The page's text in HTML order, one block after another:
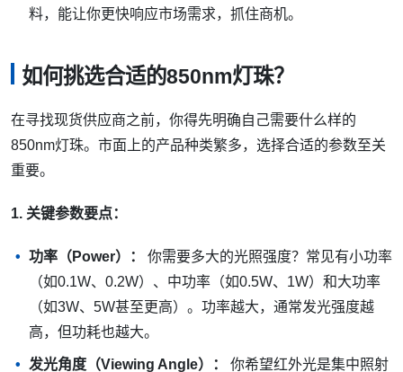
料，能让你更快响应市场需求，抓住商机。
如何挑选合适的850nm灯珠？
在寻找现货供应商之前，你得先明确自己需要什么样的
850nm灯珠。市面上的产品种类繁多，选择合适的参数至关
重要。
1. 关键参数要点：
功率（Power）：
你需要多大的光照强度？常见有小功率
（如0.1W、0.2W）、中功率（如0.5W、1W）和大功率
（如3W、5W甚至更高）。功率越大，通常发光强度越
高，但功耗也越大。
发光角度（Viewing Angle）： 你希望红外光是集中照射